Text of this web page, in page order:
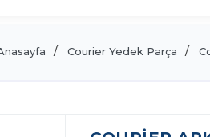
Courier Yedek Parça